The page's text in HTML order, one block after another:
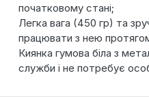
початковому стані;
Легка вага (450 гр) та
працювати з нею
Киянка гумова біла з
служби і не потребує